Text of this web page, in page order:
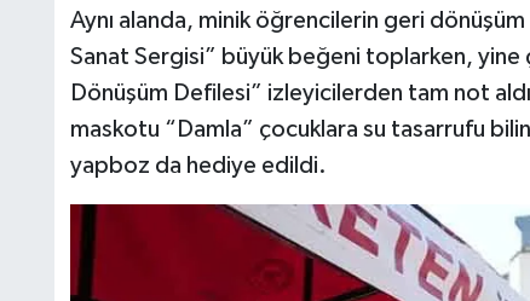
Aynı alanda, minik öğrencilerin geri
Sanat Sergisi” büyük beğeni toplarken, yine
Dönüşüm Defilesi” izleyicilerden tam not
maskotu “Damla” çocuklara su tasarrufu
yapboz da hediye edildi.